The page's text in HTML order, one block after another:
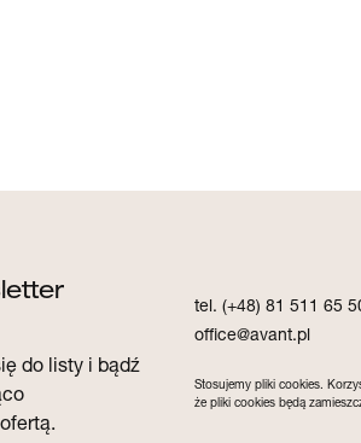
do listy i bądź
tel. (+48) 81 511 65
office@avant.pl
Stosujemy pliki cookies.
że pliki cookies będą